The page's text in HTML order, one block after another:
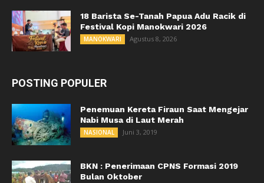
18 Barista Se-Tanah Papua Adu Racik di
Festival Kopi Manokwari 2026
MANOKWARI Agustus 8, 2026
POSTING POPULER
Penemuan Kereta Firaun Saat Mengejar
Nabi Musa di Laut Merah
NASIONAL Juni 3, 2019
BKN : Penerimaan CPNS Formasi 2019
Bulan Oktober